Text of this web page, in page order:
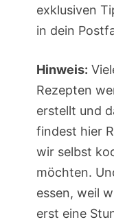
exklusiven
in dein
Hinweis:
Rezepten
erstellt und
findest hier
wir selbst
möchten.
essen, weil
erst eine